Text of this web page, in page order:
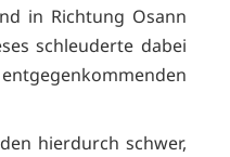
in Richtung Osann
schleuderte dabei
hierdurch schwer,